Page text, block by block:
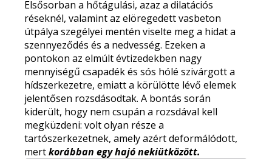
Elsősorban a hőtágulási, azaz a dilatációs
réseknél, valamint az elöregedett vasbeton
útpálya szegélyei mentén viselte meg a hidat a
szennyeződés és a nedvesség. Ezeken a
pontokon az elmúlt évtizedekben nagy
mennyiségű csapadék és sós hólé szivárgott a
hídszerkezetre, emiatt a körülötte lévő elemek
jelentősen rozsdásodtak. A bontás során
kiderült, hogy nem csupán a rozsdával kell
megküzdeni: volt olyan része a
tartószerkezetnek, amely azért deformálódott,
mertkorábban egy hajó nekiütközött.